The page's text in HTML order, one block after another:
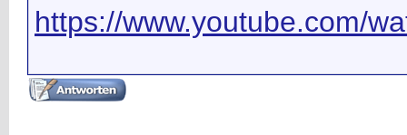
https://www.youtube.com/